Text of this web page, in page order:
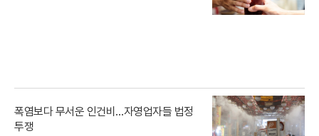
폭염보다 무서운 인건비…자영업자들 법정
투쟁